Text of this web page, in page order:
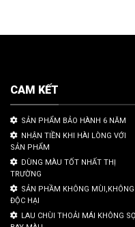
CAM KẾT
SẢN PHẨM BẢO HÀNH 6 NĂM
NHẬN TIỀN KHI HÀI LÒNG VỚI
SẢN PHẨM
DÙNG MÀU TỐT NHẤT THỊ
TRƯỜNG
SẢN PHẦM KHÔNG MÙI,KHÔNG
ĐỘC HẠI
LAU CHÙI THOẢI MÁI KHÔNG